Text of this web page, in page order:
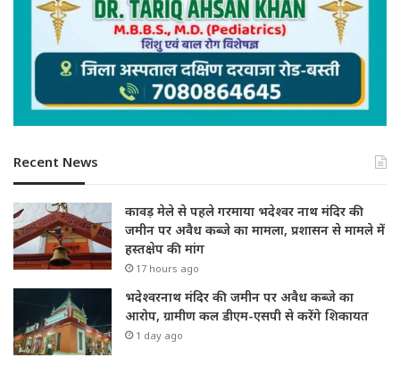
Recent News
कावड़ मेले से पहले गरमाया भदेश्वर नाथ मंदिर की
जमीन पर अवैध कब्जे का मामला, प्रशासन से मामले में
हस्तक्षेप की मांग
17 hours ago
भदेश्वरनाथ मंदिर की जमीन पर अवैध कब्जे का
आरोप, ग्रामीण कल डीएम-एसपी से करेंगे शिकायत
1 day ago